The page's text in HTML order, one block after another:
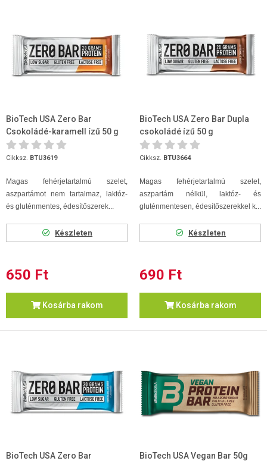
BioTech USA Zero Bar
Csokoládé-karamell ízű 50 g
Cikksz. BTU3619
Magas fehérjetartalmú szelet,
aszpartámot nem tartalmaz, laktóz-
és gluténmentes, édesítőszerek...
Készleten
650 Ft
Kosárba rakom
BioTech USA Zero Bar Dupla
csokoládé ízű 50 g
Cikksz. BTU3664
Magas fehérjetartalmú szelet,
aszpartám nélkül, laktóz- és
gluténmentesen, édesítőszerekkel k...
Készleten
690 Ft
Kosárba rakom
BioTech USA Zero Bar
BioTech USA Vegan Bar 50g